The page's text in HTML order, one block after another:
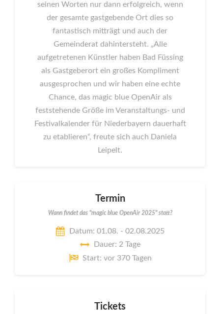
seinen Worten nur dann erfolgreich, wenn
der gesamte gastgebende Ort dies so
fantastisch mitträgt und auch der
Gemeinderat dahintersteht. „Alle
aufgetretenen Künstler haben Bad Füssing
als Gastgeberort ein großes Kompliment
ausgesprochen und wir haben eine echte
Chance, das magic blue OpenAir als
feststehende Größe im Veranstaltungs- und
Festivalkalender für Niederbayern dauerhaft
zu etablieren“, freute sich auch Daniela
Leipelt.
Termin
Wann findet das "magic blue OpenAir 2025" statt?
Datum: 01.08. - 02.08.2025
Dauer: 2 Tage
Start: vor 370 Tagen
Tickets